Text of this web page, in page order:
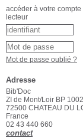
accéder à votre compte
lecteur
Mot de passe oublié ?
Adresse
Bib'Doc
ZI de Mont/Loir BP
72500 CHATEAU DU
France
02 43 440 660
contact